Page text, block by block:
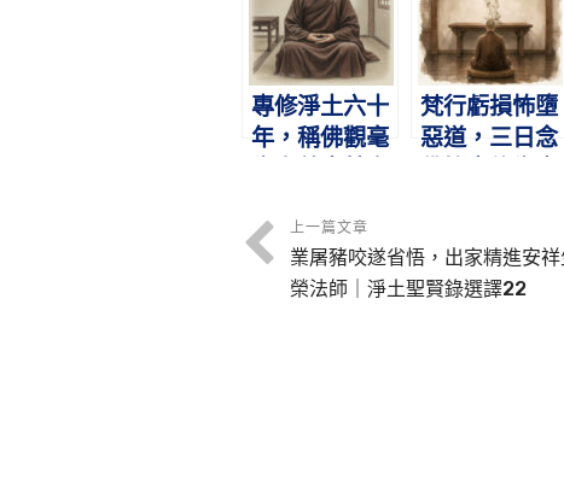
｜淨土聖賢錄
選譯21
錄選譯5
專修淨土六十
年，稱佛觀毫
賢錄選譯15
梵行虧損怖墮
惡道，三日念
16
上一篇文章
業屠豬咬遂省悟，出家精進安祥
榮法師｜淨土聖賢錄選譯22